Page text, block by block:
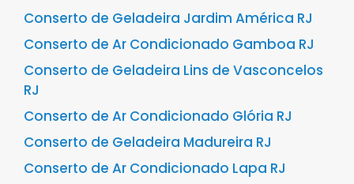
Conserto de Geladeira Jardim América RJ
Conserto de Ar Condicionado Gamboa RJ
Conserto de Geladeira Lins de Vasconcelos
RJ
Conserto de Ar Condicionado Glória RJ
Conserto de Geladeira Madureira RJ
Conserto de Ar Condicionado Lapa RJ